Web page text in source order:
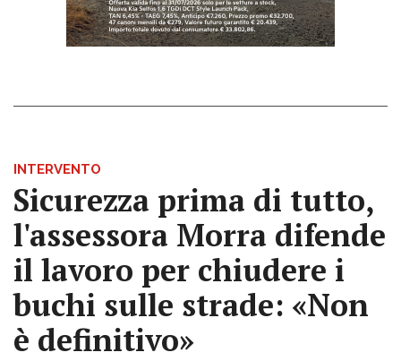
INTERVENTO
Sicurezza prima di tutto,
l'assessora Morra difende
il lavoro per chiudere i
buchi sulle strade: «Non
è definitivo»